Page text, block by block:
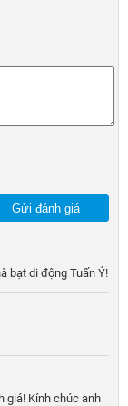
Gửi đánh giá
bạt di động Tuấn Ý!
giá! Kính chúc anh